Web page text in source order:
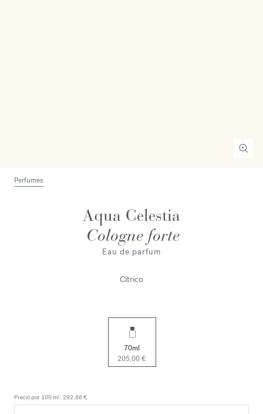
Perfumes
Aqua Celestia
Cologne forte
Eau de parfum
Cítrico
70ml
205,00 €
Precio por 100 ml : 292,86 €